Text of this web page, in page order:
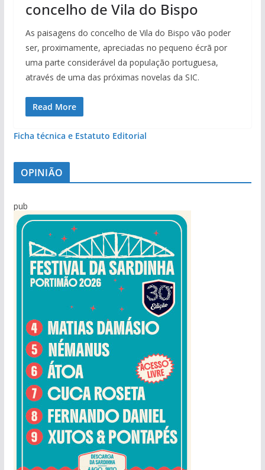
concelho de Vila do Bispo
As paisagens do concelho de Vila do Bispo vão poder
ser, proximamente, apreciadas no pequeno écrã por
uma parte considerável da população portuguesa,
através de uma das próximas novelas da SIC.
Read More
Ficha técnica e Estatuto Editorial
OPINIÃO
pub